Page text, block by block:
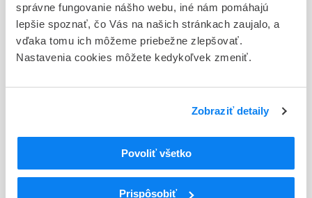
správne fungovanie nášho webu, iné nám pomáhajú
lepšie spoznať, čo Vás na našich stránkach zaujalo, a
vďaka tomu ich môžeme priebežne zlepšovať.
Nastavenia cookies môžete kedykoľvek zmeniť.
Zobraziť detaily
Povoliť všetko
Prispôsobiť
Typ registračnej procedúry
Európska
Držiteľ, krajina
Cytostatiká a imunomodulátory
Imunomodulátory/-stimulanciá (zmena WHO)